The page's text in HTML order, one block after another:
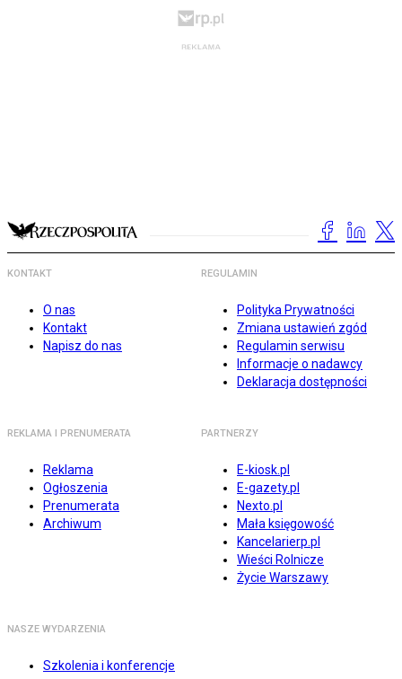
KONTAKT
O nas
Kontakt
Napisz do nas
REGULAMIN
Polityka Prywatności
Zmiana ustawień zgód
Regulamin serwisu
Informacje o nadawcy
Deklaracja dostępności
REKLAMA I PRENUMERATA
Reklama
Ogłoszenia
Prenumerata
Archiwum
PARTNERZY
E-kiosk.pl
E-gazety.pl
Nexto.pl
Mała księgowość
Kancelarierp.pl
Wieści Rolnicze
Życie Warszawy
NASZE WYDARZENIA
Szkolenia i konferencje